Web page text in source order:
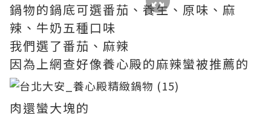
鍋物的鍋底可選番茄、養生、原味、麻
辣、牛奶五種口味
我們選了番茄、麻辣
因為上網查好像養心殿的麻辣蠻被推薦的
肉還蠻大塊的